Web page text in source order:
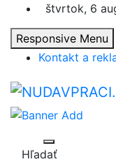
content
štvrtok, 6
Responsive Menu
Kontakt a
Zaujímavosti.
Hľadať